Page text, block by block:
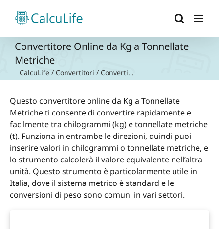
contenuto
Convertitore Online da Kg a Tonnellate
Metriche
CalcuLife / Convertitori / Converti...
Questo convertitore online da Kg a Tonnellate
Metriche ti consente di convertire rapidamente e
facilmente tra chilogrammi (kg) e tonnellate metriche
(t). Funziona in entrambe le direzioni, quindi puoi
inserire valori in chilogrammi o tonnellate metriche, e
lo strumento calcolerà il valore equivalente nell’altra
unità. Questo strumento è particolarmente utile in
Italia, dove il sistema metrico è standard e le
conversioni di peso sono comuni in vari settori.